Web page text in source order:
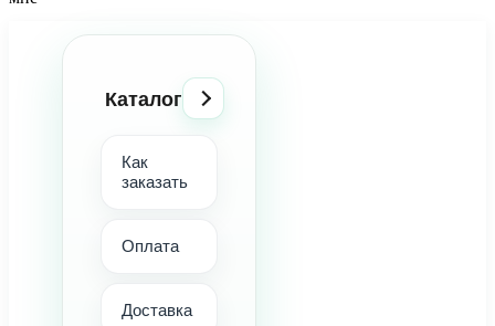
Каталог
Как
заказать
Оплата
Доставка